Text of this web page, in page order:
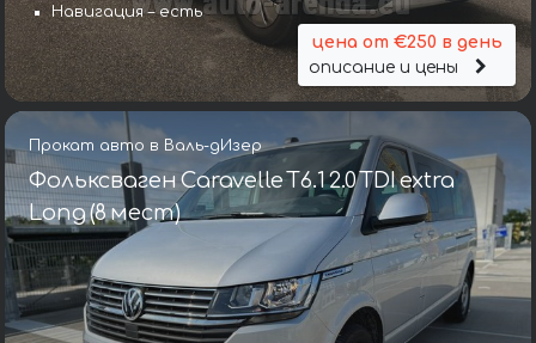
Навигация – есть
цена от €250 в день
описание и цены
Прокат авто в Валь-дИзер
Фольксваген Caravelle T6.1 2.0 TDI extra
Long (8 мест)